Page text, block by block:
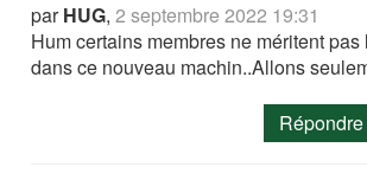
parHUG,2 septembre 2022 19:31
Hum certains membres ne méritent
dans ce nouveau machin..Allons